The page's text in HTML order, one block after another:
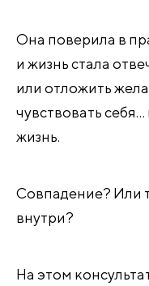
Она поверила в
и жизнь стала
или отложить
чувствовать
жизнь.
Совпадение? Или
внутри?
На этом